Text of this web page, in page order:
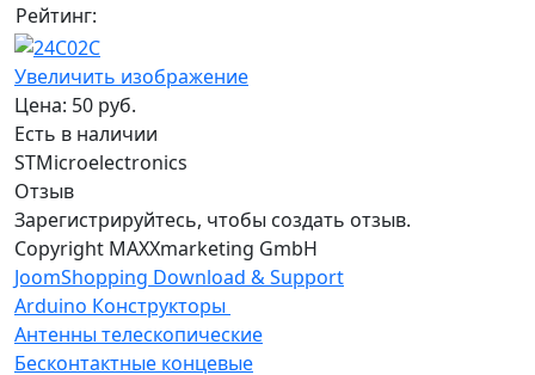
Рейтинг:
Увеличить изображение
Цена: 50 руб.
Есть в наличии
STMicroelectronics
Отзыв
Зарегистрируйтесь, чтобы создать отзыв.
Copyright MAXXmarketing GmbH
JoomShopping Download & Support
Arduino Конструкторы
Антенны телескопические
Бесконтактные концевые